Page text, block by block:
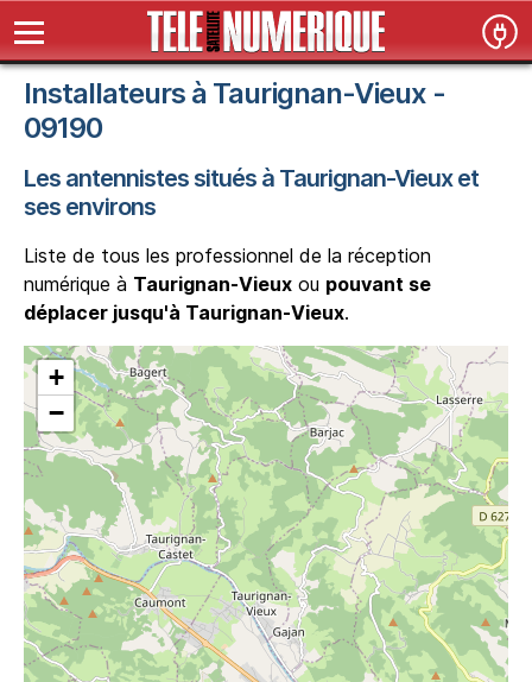
Installateurs à Taurignan-Vieux -
09190
Les antennistes situés à Taurignan-Vieux et
ses environs
Liste de tous les professionnel de la réception
numérique à Taurignan-Vieux ou pouvant se
déplacer jusqu'à Taurignan-Vieux.
+
−